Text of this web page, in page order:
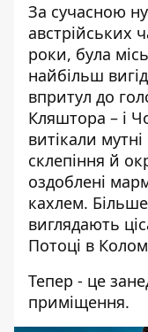
За сучасною
австрійських
роки, була
найбільш
впритул до
Кляштора – і
витікали
склепіння й
оздоблені
кахлем. Більше
виглядають
Потоці в
Тепер - це
приміщення.